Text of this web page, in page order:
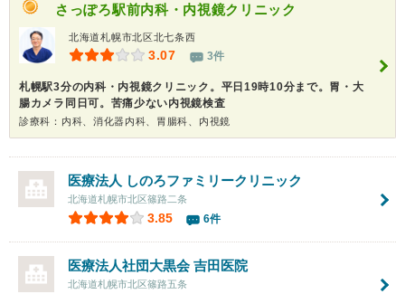
さっぽろ駅前内科・内視鏡クリニック
北海道札幌市北区北七条西
3.07 3件
札幌駅3分の内科・内視鏡クリニック。平日19時10分まで。胃・大
腸カメラ同日可。苦痛少ない内視鏡検査
診療科：内科、消化器内科、胃腸科、内視鏡
医療法人 しのろファミリークリニック
北海道札幌市北区篠路二条
3.85 6件
医療法人社団大黒会吉田医院
北海道札幌市北区篠路五条